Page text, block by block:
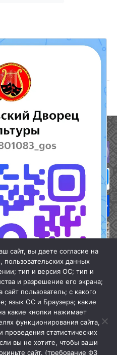
ссылки
клубная система» © 2026
сайт, вы даете согласие на
пользовательских данных
тип и версия ОС; тип и
и разрешение его экрана;
пользователь; с какого
язык ОС и Браузера; какие
какие кнопки нажимает
функционирования сайта,
проведения статистических
вы не хотите, чтобы ваши
сайт. (требование ФЗ